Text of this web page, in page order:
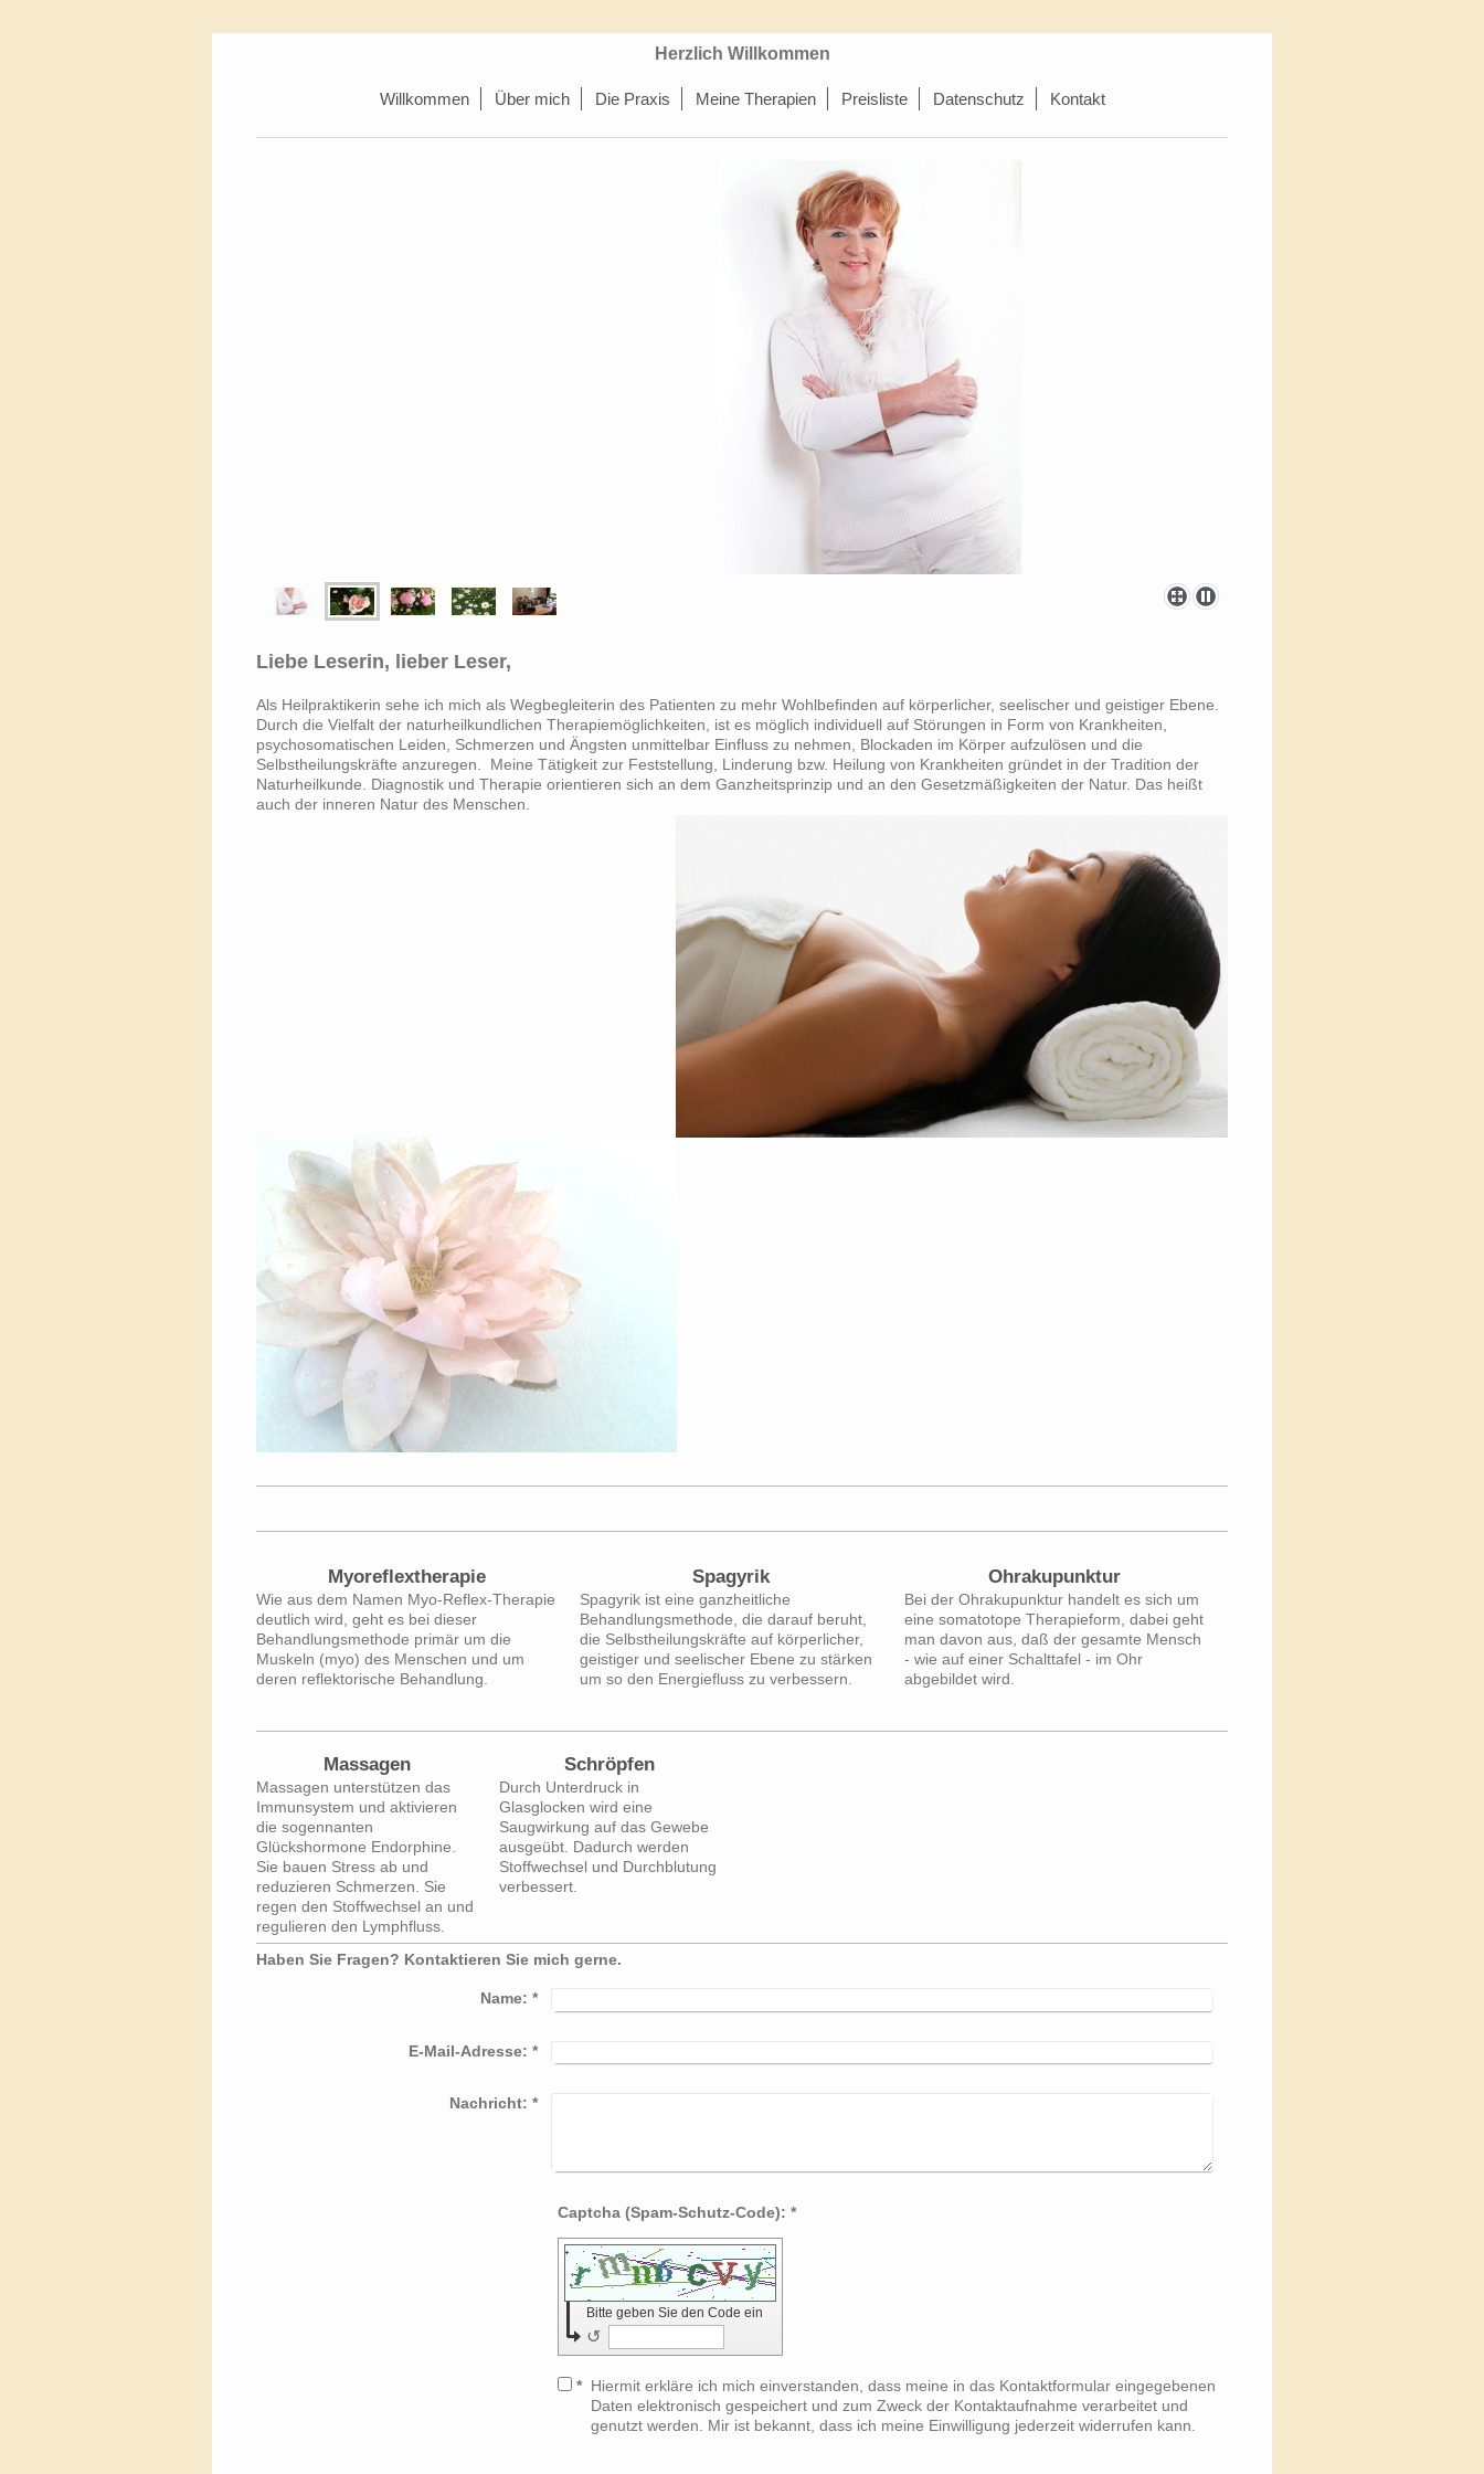
Herzlich Willkommen
Willkommen Über mich Die Praxis Meine Therapien Preisliste Datenschutz Kontakt
Liebe Leserin, lieber Leser,​
Als Heilpraktikerin sehe ich mich als Wegbegleiterin des Patienten zu mehr Wohlbefinden auf körperlicher, seelischer und geistiger Ebene.
Durch die Vielfalt der naturheilkundlichen Therapiemöglichkeiten, ist es möglich individuell auf Störungen in Form von Krankheiten,
psychosomatischen Leiden, Schmerzen und Ängsten unmittelbar Einfluss zu nehmen, Blockaden im Körper aufzulösen und die
Selbstheilungskräfte anzuregen.
Meine Tätigkeit zur Feststellung, Linderung bzw. Heilung von Krankheiten gründet in der Tradition der
Naturheilkunde. Diagnostik und Therapie orientieren sich an dem Ganzheitsprinzip und an den Gesetzmäßigkeiten der Natur. Das heißt
auch der inneren Natur des Menschen.
Myoreflextherapie
Wie aus dem Namen Myo-Reflex-Therapie
deutlich wird, geht es bei dieser
Behandlungsmethode primär um die
Muskeln (myo) des Menschen und um
deren reflektorische Behandlung.
Spagyrik
Spagyrik ist eine ganzheitliche
Behandlungsmethode, die darauf beruht,
die Selbstheilungskräfte auf körperlicher,
geistiger und seelischer Ebene zu stärken
um so den Energiefluss zu verbessern.
Ohrakupunktur
Bei der Ohrakupunktur handelt es sich um
eine somatotope Therapieform, dabei geht
man davon aus, daß der gesamte Mensch
- wie auf einer Schalttafel - im Ohr
abgebildet wird.
Massagen
Massagen unterstützen das
Immunsystem und aktivieren
die sogennanten
Glückshormone Endorphine.
Sie bauen Stress ab und
reduzieren Schmerzen. Sie
regen den Stoffwechsel an und
regulieren den Lymphfluss.
Schröpfen
Durch Unterdruck in
Glasglocken wird eine
Saugwirkung auf das Gewebe
ausgeübt. Dadurch werden
Stoffwechsel und Durchblutung
verbessert.
Haben Sie Fragen? Kontaktieren Sie mich gerne.
Name: *
E-Mail-Adresse: *
Nachricht: *
Captcha (Spam-Schutz-Code): *
Bitte geben Sie den Code ein
↺
* Hiermit erkläre ich mich einverstanden, dass meine in das Kontaktformular eingegebenen
Daten elektronisch gespeichert und zum Zweck der Kontaktaufnahme verarbeitet und
genutzt werden. Mir ist bekannt, dass ich meine Einwilligung jederzeit widerrufen kann.